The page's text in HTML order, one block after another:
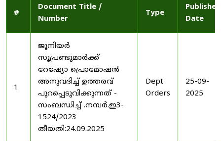
#
Document Title /
Number
Type
Published
Date
1
ജൂനിയർ
സൂപ്രണ്ടുമാർക്ക്
റേഷ്യോ പ്രൊമോഷൻ
അനുവദിച്ച് ഉത്തരവ്
പുറപ്പെടുവിക്കുന്നത് -
സംബന്ധിച്ച് .നമ്പർ.ഇ3-
1524/2023
തീയതി:24.09.2025
Dept
Orders
25-09-
2025